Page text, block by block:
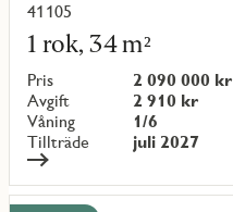
41105
1 rok, 34 m²
Pris
2 090 000 kr
Avgift
2 910 kr
Våning
1/6
Tillträde
juli 2027
Läs
mer
om
objekt
{objectNumber}